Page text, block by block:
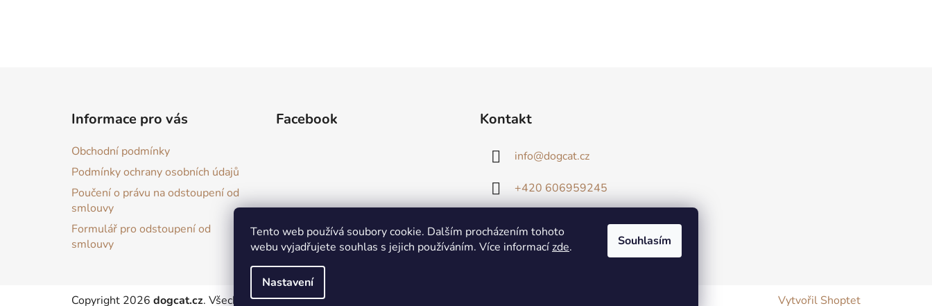
Tento web používá soubory cookie. Dalším procházením tohoto
webu vyjadřujete souhlas s jejich používáním. Více informacízde.
Nastavení
Souhlasím
Informace pro vás
Obchodní podmínky
Podmínky ochrany osobních údajů
Poučení o právu na odstoupení od
smlouvy
Formulář pro odstoupení od
smlouvy
Facebook Kontakt
info@dogcat.cz
+420 606959245
Vytvořil Shoptet
Copyright 2026 dogcat.cz. Všechna práva vyhrazena.